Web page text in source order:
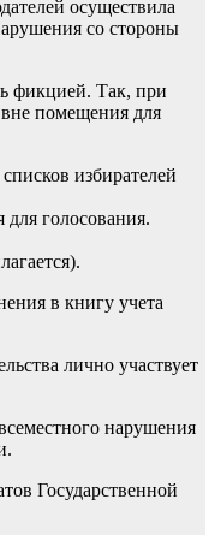
осуществила
со стороны
фикцией. Так, при
помещения для
избирателей
голосования.
в книгу учета
лично участвует
нарушения
Государственной